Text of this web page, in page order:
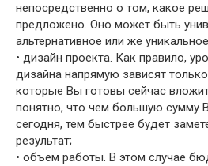
непосредственно о том, какое
предложено. Оно может быть
альтернативное или же
• дизайн проекта. Как правило,
дизайна напрямую зависят
которые Вы готовы сейчас
понятно, что чем большую сумму
сегодня, тем быстрее будет
результат;
• объем работы. В этом случае